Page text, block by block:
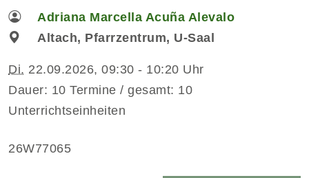
Adriana Marcella Acuña Alevalo
Altach, Pfarrzentrum, U-Saal
Di. 22.09.2026, 09:30 - 10:20 Uhr
Dauer: 10 Termine / gesamt: 10
Unterrichtseinheiten
26W77065